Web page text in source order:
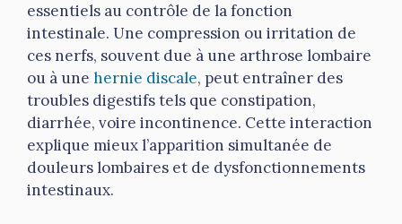
essentiels au contrôle de la fonction
intestinale. Une compression ou irritation de
ces nerfs, souvent due à une arthrose lombaire
ou à une hernie discale, peut entraîner des
troubles digestifs tels que constipation,
diarrhée, voire incontinence. Cette interaction
explique mieux l’apparition simultanée de
douleurs lombaires et de dysfonctionnements
intestinaux.